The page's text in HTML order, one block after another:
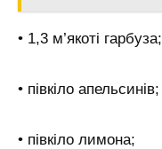
• 1,3 м’якоті гарбуза;
• півкіло апельсинів;
• півкіло лимона;